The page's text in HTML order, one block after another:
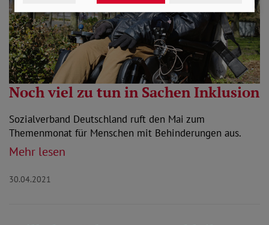
Noch viel zu tun in Sachen Inklusion
Sozialverband Deutschland ruft den Mai zum
Themenmonat für Menschen mit Behinderungen aus.
Mehr lesen
30.04.2021